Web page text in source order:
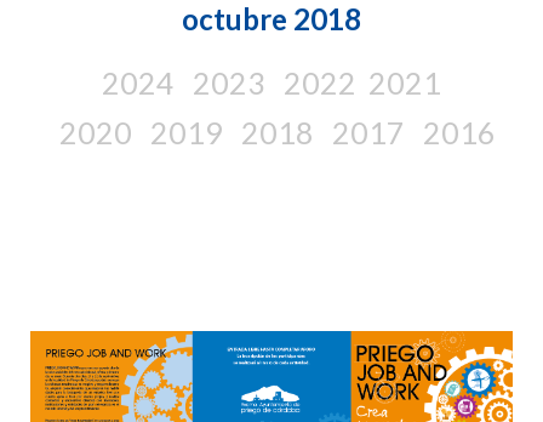
octubre 2018
2024 2023 2022 2021
2020 2019 2018 2017 2016